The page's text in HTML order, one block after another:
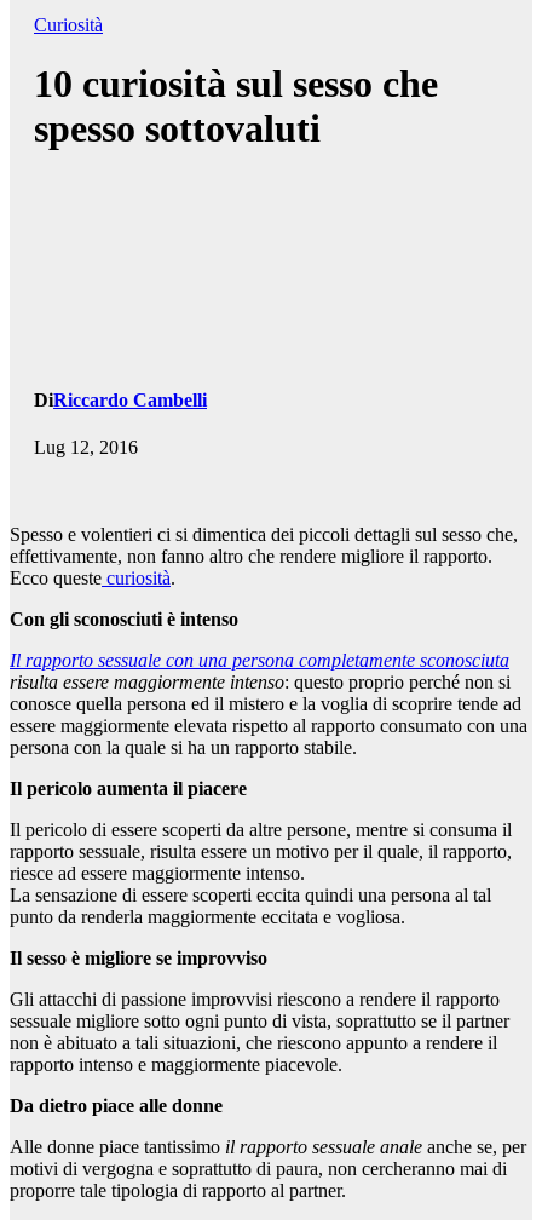
Curiosità
10 curiosità sul sesso che
spesso sottovaluti
DiRiccardo Cambelli
Lug 12, 2016
Spesso e volentieri ci si dimentica dei piccoli dettagli sul sesso che,
effettivamente, non fanno altro che rendere migliore il rapporto.
Ecco queste curiosità.
Con gli sconosciuti è intenso
Il rapporto sessuale con una persona completamente sconosciuta
risulta essere maggiormente intenso: questo proprio perché non si
conosce quella persona ed il mistero e la voglia di scoprire tende ad
essere maggiormente elevata rispetto al rapporto consumato con una
persona con la quale si ha un rapporto stabile.
Il pericolo aumenta il piacere
Il pericolo di essere scoperti da altre persone, mentre si consuma il
rapporto sessuale, risulta essere un motivo per il quale, il rapporto,
riesce ad essere maggiormente intenso.
La sensazione di essere scoperti eccita quindi una persona al tal
punto da renderla maggiormente eccitata e vogliosa.
Il sesso è migliore se improvviso
Gli attacchi di passione improvvisi riescono a rendere il rapporto
sessuale migliore sotto ogni punto di vista, soprattutto se il partner
non è abituato a tali situazioni, che riescono appunto a rendere il
rapporto intenso e maggiormente piacevole.
Da dietro piace alle donne
Alle donne piace tantissimo il rapporto sessuale anale anche se, per
motivi di vergogna e soprattutto di paura, non cercheranno mai di
proporre tale tipologia di rapporto al partner.